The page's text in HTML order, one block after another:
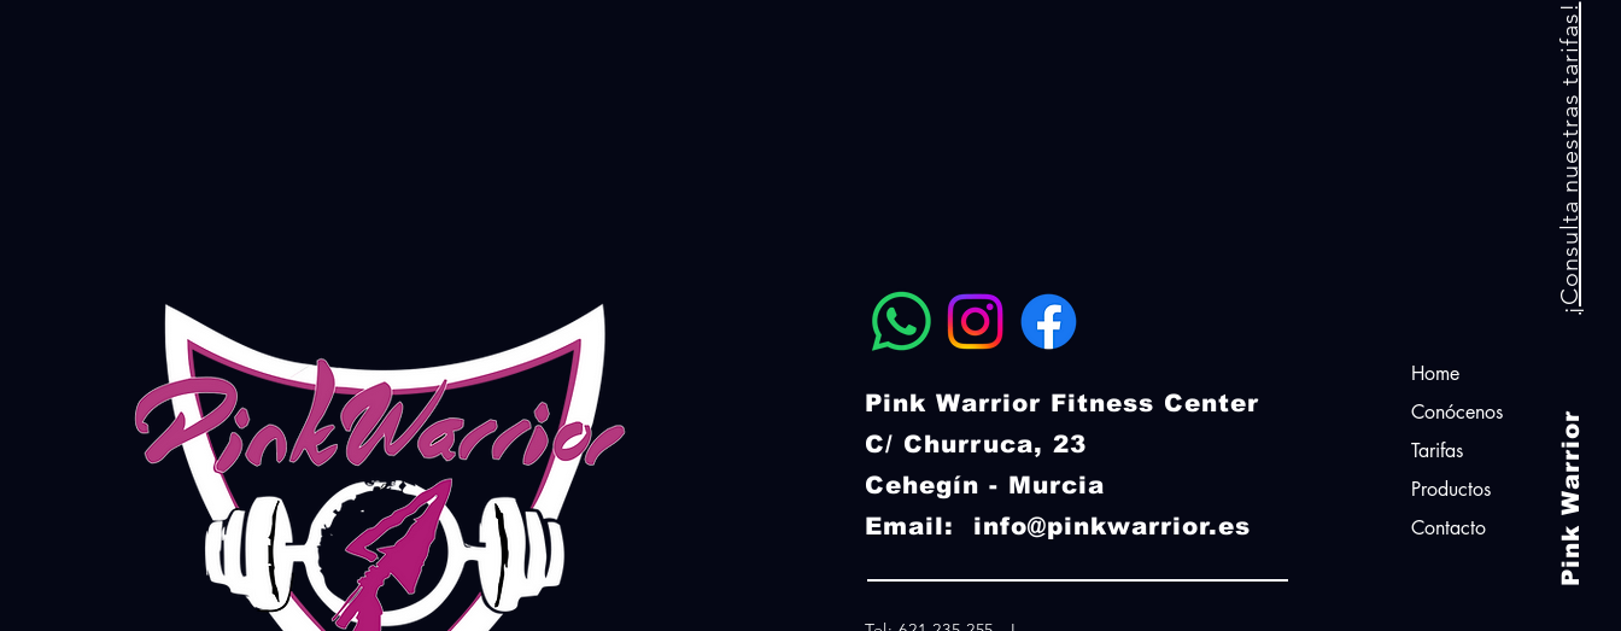
¡Consulta nuestras tarifas!
Pink Warrior
Pink Warrior Fitness Center
C/ Churruca, 23
Cehegín - Murcia
Email: info@pinkwarrior.es
Home
Conócenos
Tarifas
Productos
Contacto